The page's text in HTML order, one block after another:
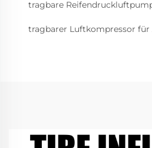
tragbare
tragbarer Luftkompressor